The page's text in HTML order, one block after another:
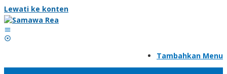
Lewati ke konten
Tambahkan Menu